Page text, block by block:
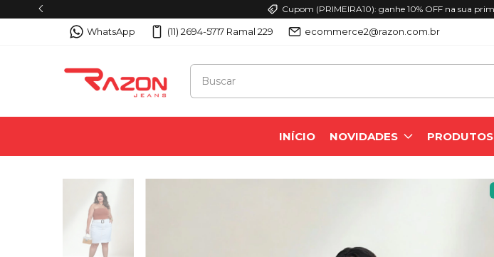
(PRIMEIRA10): ganhe 10% OFF na sua primeira compra acima de R$ 99. (Não acumulativo)
WhatsApp (11) 2694-5717 Ramal 229 ecommerce2@razon.com.br
INÍCIO NOVIDADES PRODUTOS